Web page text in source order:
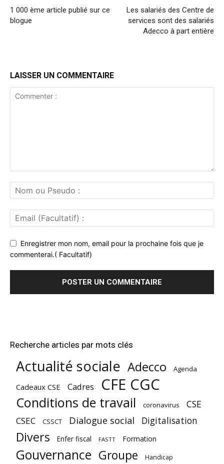
1 000 ème article publié sur ce
blogue
Les salariés des Centre de
services sont des salariés
Adecco à part entière
LAISSER UN COMMENTAIRE
Enregistrer mon nom, email pour la prochaine fois que je
commenterai.( Facultatif)
Recherche articles par mots clés
Actualité sociale Adecco Agenda
Cadeaux CSE Cadres CFE CGC
Conditions de travail coronavirus CSE
CSEC CSSCT Dialogue social Digitalisation
Divers Enfer fiscal FASTT Formation
Gouvernance Groupe Handicap